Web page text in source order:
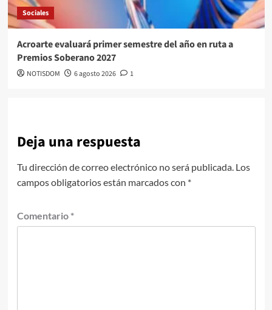
Sociales
Acroarte evaluará primer semestre del año en ruta a
Premios Soberano 2027
NOTISDOM 6 agosto 2026 1
Deja una respuesta
Tu dirección de correo electrónico no será publicada. Los
campos obligatorios están marcados con *
Comentario *